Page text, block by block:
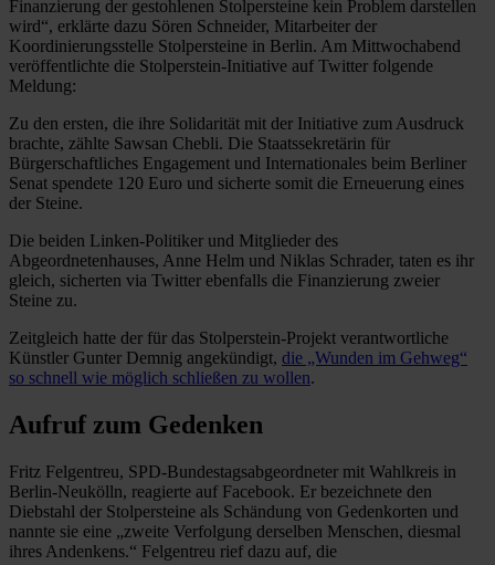
Finanzierung der gestohlenen Stolpersteine kein Problem darstellen
wird“, erklärte dazu Sören Schneider, Mitarbeiter der
Koordinierungsstelle Stolpersteine in Berlin. Am Mittwochabend
veröffentlichte die Stolperstein-Initiative auf Twitter folgende
Meldung:
Zu den ersten, die ihre Solidarität mit der Initiative zum Ausdruck
brachte, zählte Sawsan Chebli. Die Staatssekretärin für
Bürgerschaftliches Engagement und Internationales beim Berliner
Senat spendete 120 Euro und sicherte somit die Erneuerung eines
der Steine.
Die beiden Linken-Politiker und Mitglieder des
Abgeordnetenhauses, Anne Helm und Niklas Schrader, taten es ihr
gleich, sicherten via Twitter ebenfalls die Finanzierung zweier
Steine zu.
Zeitgleich hatte der für das Stolperstein-Projekt verantwortliche
Künstler Gunter Demnig angekündigt, die „Wunden im Gehweg“
so schnell wie möglich schließen zu wollen.
Aufruf zum Gedenken
Fritz Felgentreu, SPD-Bundestagsabgeordneter mit Wahlkreis in
Berlin-Neukölln, reagierte auf Facebook. Er bezeichnete den
Diebstahl der Stolpersteine als Schändung von Gedenkorten und
nannte sie eine „zweite Verfolgung derselben Menschen, diesmal
ihres Andenkens.“ Felgentreu rief dazu auf, die